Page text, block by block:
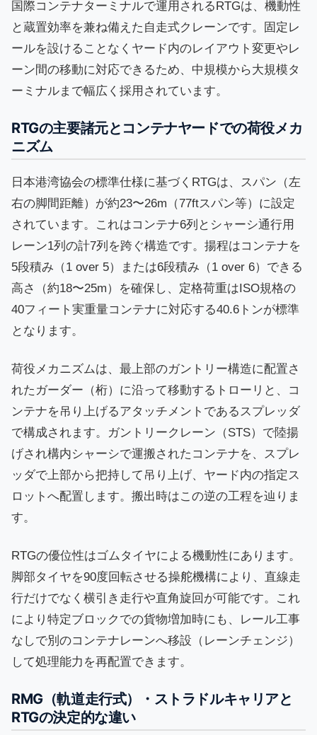
国際コンテナターミナルで運用されるRTGは、機動性
と蔵置効率を兼ね備えた自走式クレーンです。固定レ
ールを設けることなくヤード内のレイアウト変更やレ
ーン間の移動に対応できるため、中規模から大規模タ
ーミナルまで幅広く採用されています。
RTGの主要諸元とコンテナヤードでの荷役メカ
ニズム
日本港湾協会の標準仕様に基づくRTGは、スパン（左
右の脚間距離）が約23〜26m（77ftスパン等）に設定
されています。これはコンテナ6列とシャーシ通行用
レーン1列の計7列を跨ぐ構造です。揚程はコンテナを
5段積み（1 over 5）または6段積み（1 over 6）できる
高さ（約18〜25m）を確保し、定格荷重はISO規格の
40フィート実重量コンテナに対応する40.6トンが標準
となります。
荷役メカニズムは、最上部のガントリー構造に配置さ
れたガーダー（桁）に沿って移動するトローリと、コ
ンテナを吊り上げるアタッチメントであるスプレッダ
で構成されます。ガントリークレーン（STS）で陸揚
げされ構内シャーシで運搬されたコンテナを、スプレ
ッダで上部から把持して吊り上げ、ヤード内の指定ス
ロットへ配置します。搬出時はこの逆の工程を辿りま
す。
RTGの優位性はゴムタイヤによる機動性にあります。
脚部タイヤを90度回転させる操舵機構により、直線走
行だけでなく横引き走行や直角旋回が可能です。これ
により特定ブロックでの貨物増加時にも、レール工事
なしで別のコンテナレーンへ移設（レーンチェンジ）
して処理能力を再配置できます。
RMG（軌道走行式）・ストラドルキャリアと
RTGの決定的な違い